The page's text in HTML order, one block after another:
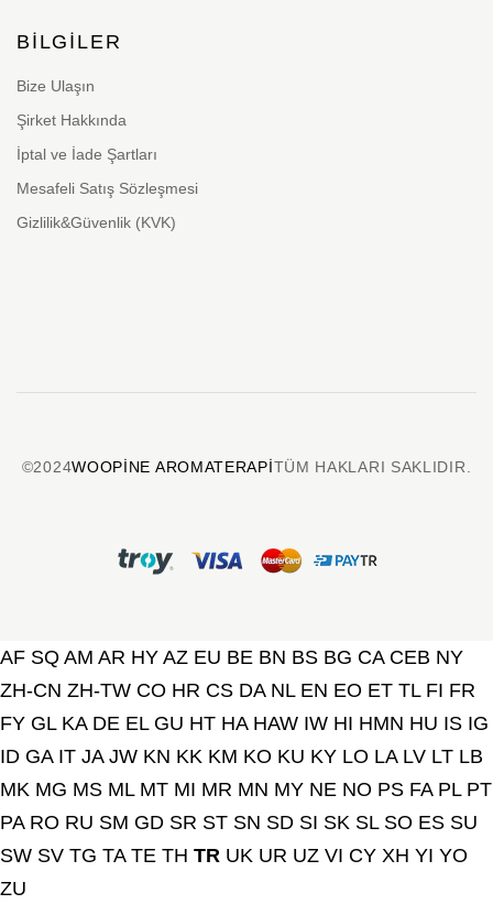
BILGILER
Bize Ulaşın
Şirket Hakkında
İptal ve İade Şartları
Mesafeli Satış Sözleşmesi
Gizlilik&Güvenlik (KVK)
©2024WOOPINE AROMATERAPITÜM HAKLARI SAKLIDIR.
AF SQ AM AR HY AZ EU BE BN BS BG CA CEB NY
ZH-CN ZH-TW CO HR CS DA NL EN EO ET TL FI FR
FY GL KA DE EL GU HT HA HAW IW HI HMN HU IS IG
ID GA IT JA JW KN KK KM KO KU KY LO LA LV LT LB
MK MG MS ML MT MI MR MN MY NE NO PS FA PL PT
PA RO RU SM GD SR ST SN SD SI SK SL SO ES SU
SW SV TG TA TE TH TR UK UR UZ VI CY XH YI YO
ZU